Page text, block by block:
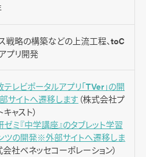
戦略の構築などの上流工程、toC
プリ開発
テレビポータルアプリ「TVer」の開
サイトへ遷移します （株式会社プ
ャスト）
ゼミ『中学講座』のタブレット学習
ツの開発※外部サイトへ遷移しま
会社ベネッセコーポレーション）